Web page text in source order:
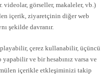
görseller, makaleler, vb.)
içerik, ziyaretçinin diğer web
şekilde davranır.
çerez kullanabilir, üçüncü
ve bir hesabınız varsa ve
içerikle etkleşiminizi takip